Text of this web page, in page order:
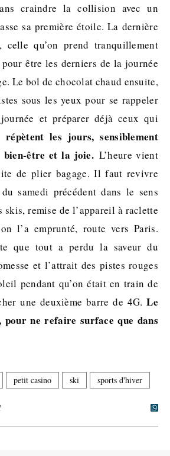
craindre la collision avec un
sa première étoile. La dernière
celle qu’on prend tranquillement
être les derniers de la journée
Le bol de chocolat chaud ensuite,
sous les yeux pour se rappeler
et préparer déjà ceux qui
les jours, sensiblement
bien-être et la joie. L’heure vient
de plier bagage. Il faut revivre
samedi précédent dans le sens
skis, remise de l’appareil à raclette
l’a emprunté, route vers Paris.
que tout a perdu la saveur du
et l’attrait des pistes rouges
pendant qu’on était en train de
une deuxième barre de 4G.Le
pour ne refaire surface que dans
petit casino ski sports d'hiver